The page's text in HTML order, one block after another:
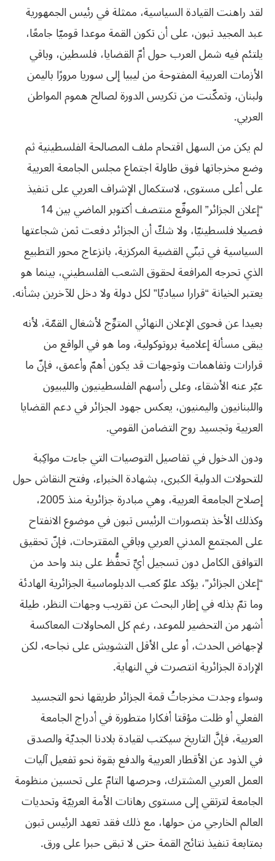
لقد راهنت القيادة السياسية، ممثلة في رئيس الجمهورية
عبد المجيد تبون، على أن تكون القمة موعدا قوميّا جامعًا،
يلتئم فيه شمل العرب حول أمّ القضايا، فلسطين، وباقي
الأزمات العربية المفتوحة من ليبيا إلى سوريا مرورًا باليمن
ولبنان، وتمكّنت من تكريس الدورة لصالح هموم المواطن
العربي.
لم يكن من السهل اقتحام ملف المصالحة الفلسطينية ثم
وضع مخرجاتها فوق طاولة اجتماع مجلس الجامعة العربية
على أعلى مستوى، لاستكمال الإشراف العربي على تنفيذ
“إعلان الجزائر” الموقّع منتصف أكتوبر الماضي بين 14
فصيلا فلسطينيّا، ولا شكّ أن الجزائر دفعت ثمن شجاعتها
السياسية في تبنّي القضية المركزية، بانزعاج محور التطبيع
الذي تحرجه المرافعة لحقوق الشعب الفلسطيني، بينما هو
يعتبر الخيانة “قرارا سياديّا” لكل دولة ولا دخل للآخرين بشأنه.
بعيدا عن فحوى الإعلان النهائي المتوِّج لأشغال القمّة، لأنه
يبقى مسألة إعلامية بروتوكولية، وما هو في الواقع من
قرارات وتفاهمات وتوجهات قد يكون أهمّ وأعمق، فإنّ ما
عبّر عنه الأشقاء، وعلى رأسهم الفلسطينيون والليبيون
واللبنانيون واليمنيون، يعكس جهود الجزائر في دعم القضايا
العربية وتجسيد روح التضامن القومي.
ودون الدخول في تفاصيل التوصيات التي جاءت مواكِبة
للتحولات الدولية الكبرى، بشهادة الخبراء، وفتح النقاش حول
إصلاح الجامعة العربية، وهي مبادرة جزائرية منذ 2005،
وكذلك الأخذ بتصورات الرئيس تبون في موضوع الانفتاح
على المجتمع المدني العربي وباقي المقترحات، فإنّ تحقيق
التوافق الكامل دون تسجيل أيِّ تحفُّظ على بند واحد من
“إعلان الجزائر”، يؤكد علوّ كعب الدبلوماسية الجزائرية الهادئة
وما تمّ بذله في إطار البحث عن تقريب وجهات النظر، طيلة
أشهر من التحضير للموعد، رغم كل المحاولات المعاكسة
لإجهاض الحدث، أو على الأقل التشويش على نجاحه، لكن
الإرادة الجزائرية انتصرت في النهاية.
وسواء وجدت مخرجاتُ قمة الجزائر طريقها نحو التجسيد
الفعلي أو ظلت مؤقتا أفكارا متطورة في أدراج الجامعة
العربية، فإنَّ التاريخ سيكتب لقيادة بلادنا الجديّة والصدق
في الذود عن الأقطار العربية والدفع بقوة نحو تفعيل آليات
العمل العربي المشترك، وحرصها التامّ على تحسين منظومة
الجامعة لترتقي إلى مستوى رهانات الأمة العربيّة وتحديات
العالم الخارجي من حولها، مع ذلك فقد تعهد الرئيس تبون
بمتابعة تنفيذ نتائج القمة حتى لا تبقى حبرا على ورق.